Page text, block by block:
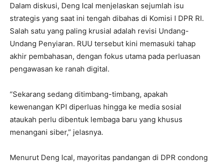
Dalam diskusi, Deng Ical menjelaskan sejumlah isu
strategis yang saat ini tengah dibahas di Komisi I DPR RI.
Salah satu yang paling krusial adalah revisi Undang-
Undang Penyiaran. RUU tersebut kini memasuki tahap
akhir pembahasan, dengan fokus utama pada perluasan
pengawasan ke ranah digital.
“Sekarang sedang ditimbang-timbang, apakah
kewenangan KPI diperluas hingga ke media sosial
ataukah perlu dibentuk lembaga baru yang khusus
menangani siber,” jelasnya.
Menurut Deng Ical, mayoritas pandangan di DPR condong